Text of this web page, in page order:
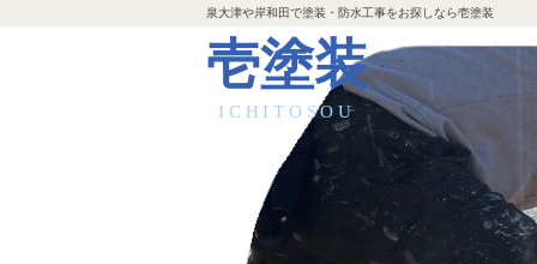
泉大津や岸和田で塗装・防水工事をお探しなら壱塗装
壱塗装
ICHITOSOU